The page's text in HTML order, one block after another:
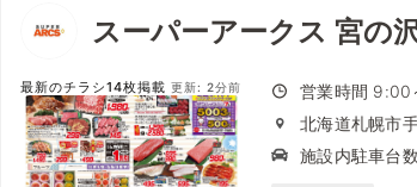
スーパーアークス 宮の
最新のチラシ14枚掲載 更新: 2分前
営業時間
北海道札幌市
施設内駐車台